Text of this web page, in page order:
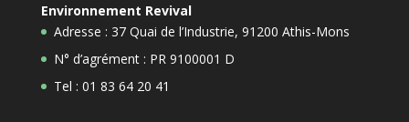
Environnement Revival
Adresse : 37 Quai de l’Industrie, 91200 Athis-Mons
N° d’agrément : PR 9100001 D
Tel : 01 83 64 20 41